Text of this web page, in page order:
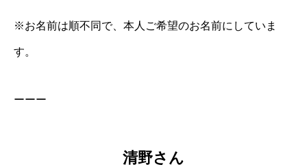
※お名前は順不同で、本人ご希望のお名前にしていま
す。
ーーー
清野さん